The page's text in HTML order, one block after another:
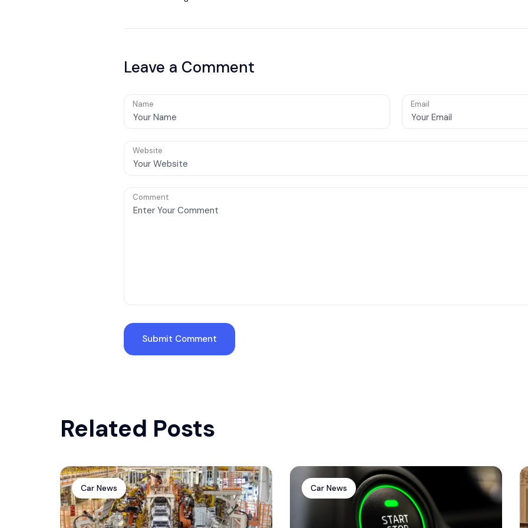
Leave a Comment
Name Email
Website
Comment
Related Posts
Car News Car News